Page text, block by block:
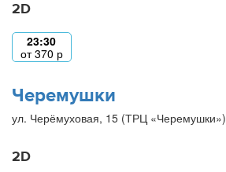
2D
23:30
от370 р
Черемушки
ул. Черёмуховая, 15 (ТРЦ «Черемушки»)
2D